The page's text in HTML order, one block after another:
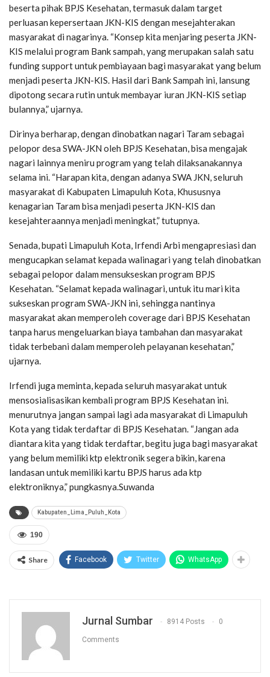
beserta pihak BPJS Kesehatan, termasuk dalam target
perluasan kepersertaan JKN-KIS dengan mesejahterakan
masyarakat di nagarinya. “Konsep kita menjaring peserta JKN-
KIS melalui program Bank sampah, yang merupakan salah satu
funding support untuk pembiayaan bagi masyarakat yang belum
menjadi peserta JKN-KIS. Hasil dari Bank Sampah ini, lansung
dipotong secara rutin untuk membayar iuran JKN-KIS setiap
bulannya,” ujarnya.
Dirinya berharap, dengan dinobatkan nagari Taram sebagai
pelopor desa SWA-JKN oleh BPJS Kesehatan, bisa mengajak
nagari lainnya meniru program yang telah dilaksanakannya
selama ini. “Harapan kita, dengan adanya SWA JKN, seluruh
masyarakat di Kabupaten Limapuluh Kota, Khususnya
kenagarian Taram bisa menjadi peserta JKN-KIS dan
kesejahteraannya menjadi meningkat,” tutupnya.
Senada, bupati Limapuluh Kota, Irfendi Arbi mengapresiasi dan
mengucapkan selamat kepada walinagari yang telah dinobatkan
sebagai pelopor dalam mensukseskan program BPJS
Kesehatan. “Selamat kepada walinagari, untuk itu mari kita
sukseskan program SWA-JKN ini, sehingga nantinya
masyarakat akan memperoleh coverage dari BPJS Kesehatan
tanpa harus mengeluarkan biaya tambahan dan masyarakat
tidak terbebani dalam memperoleh pelayanan kesehatan,”
ujarnya.
Irfendi juga meminta, kepada seluruh masyarakat untuk
mensosialisasikan kembali program BPJS Kesehatan ini.
menurutnya jangan sampai lagi ada masyarakat di Limapuluh
Kota yang tidak terdaftar di BPJS Kesehatan. “Jangan ada
diantara kita yang tidak terdaftar, begitu juga bagi masyarakat
yang belum memiliki ktp elektronik segera bikin, karena
landasan untuk memiliki kartu BPJS harus ada ktp
elektroniknya,” pungkasnya.Suwanda
Kabupaten_Lima_Puluh_Kota
190
Share Facebook Twitter WhatsApp
Jurnal Sumbar 8914 Posts 0
Comments